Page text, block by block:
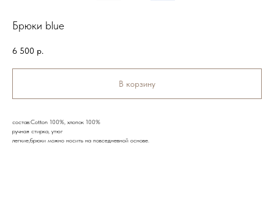
Брюки blue
6 500 р.
В корзину
состав:Cotton 100%, хлопок 100%
ручная стирка, утюг
легкие,брюки можно носить на повседневной основе.